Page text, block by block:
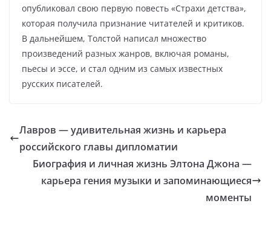
опубликовал свою первую повесть «Страхи детства»,
которая получила признание читателей и критиков.
В дальнейшем, Толстой написал множество
произведений разных жанров, включая романы,
пьесы и эссе, и стал одним из самых известных
русских писателей.
Лавров — удивительная жизнь и карьера
российского главы дипломатии
Биография и личная жизнь Элтона Джона —
карьера гения музыки и запоминающиеся
моменты